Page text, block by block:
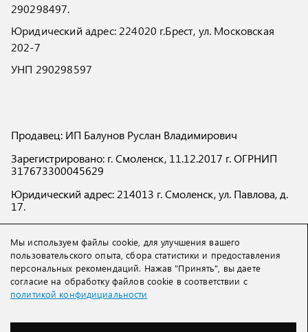
290298497.
Юридический адрес: 224020 г.Брест, ул. Московская
202-7
УНП 290298597
Продавец: ИП Балунов Руслан Владимирович
Зарегистрировано: г. Смоленск, 11.12.2017 г. ОГРНИП
317673300045629
Юридический адрес: 214013 г. Смоленск, ул. Павлова, д.
17.
Мы используем файлы cookie, для улучшения вашего
пользовательского опыта, сбора статистики и предоставления
персональных рекомендаций. Нажав "Принять", вы даете
согласие на обработку файлов cookie в соответствии с
политикой конфидициальности